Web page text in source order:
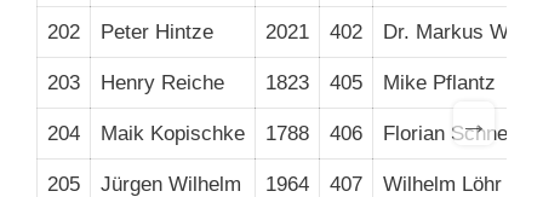
202 Peter Hintze 2021 402 Dr. Markus Wörz
203 Henry Reiche 1823 405 Mike Pflantz
204 Maik Kopischke 1788 406 Florian Schneider
205 Jürgen Wilhelm 1964 407 Wilhelm Löhr
→